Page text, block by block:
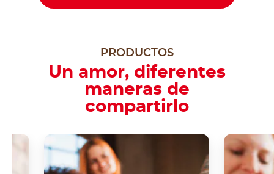
PRODUCTOS
Un amor, diferentes
maneras de
compartirlo